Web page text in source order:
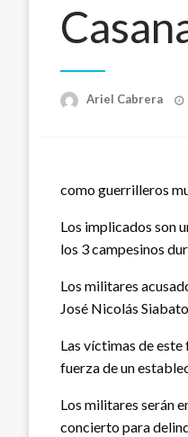
Ariel Cabrera
como guerrilleros
Los implicados son
los 3 campesinos
Los militares
José Nicolás
Las víctimas de
fuerza de un
Los militares serán
concierto para